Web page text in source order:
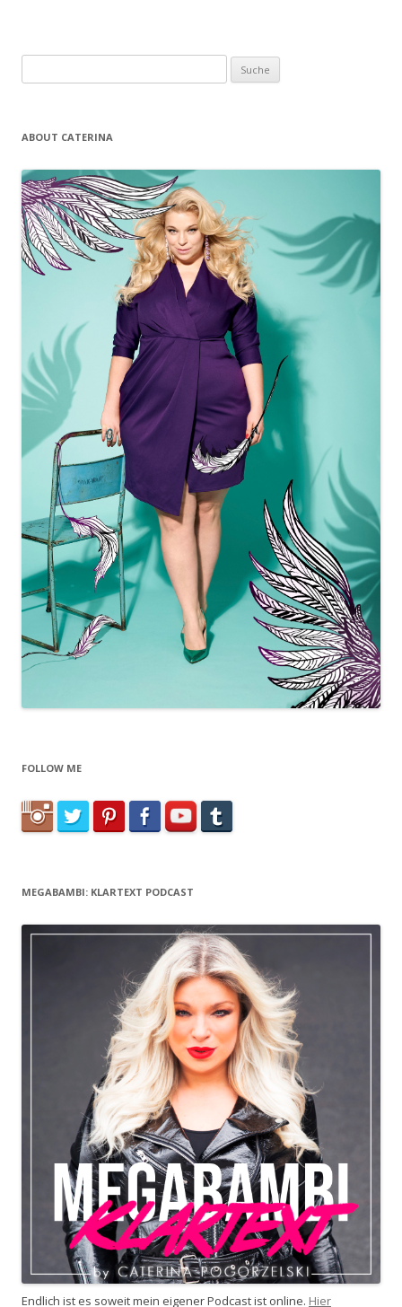
ABOUT CATERINA
FOLLOW ME
MEGABAMBI: KLARTEXT PODCAST
Endlich ist es soweit mein eigener Podcast ist online. Hier